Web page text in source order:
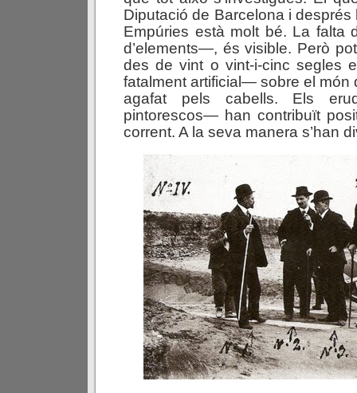
Diputació de Barcelona i
Empúries està molt bé. La falta
d’elements—, és visible. Però
des de vint o vint-i-cinc segles
fatalment artificial— sobre el món
agafat pels cabells. Els
pintorescos— han contribuït
corrent. A la seva manera s’han